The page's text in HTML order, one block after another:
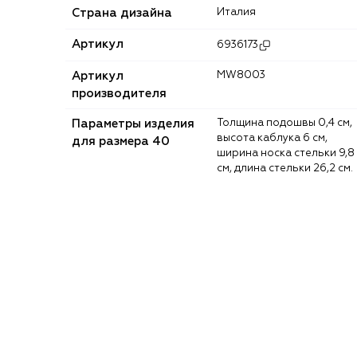
Страна дизайна Италия
Артикул 6936173
Артикул
производителя
MW8003
Параметры изделия
для размера 40
высота каблука 6 см,
ширина носка стельки 9,8
см, длина стельки 26,2 см.